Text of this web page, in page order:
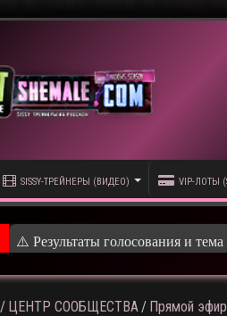
SISSY-ТРЕЙНЕРЫ (ВИДЕО) VIP-ЛОТЫ
⚠️ Кадры из п
/ ЦЕНТР СООБЩЕСТВА / Прямой эфир